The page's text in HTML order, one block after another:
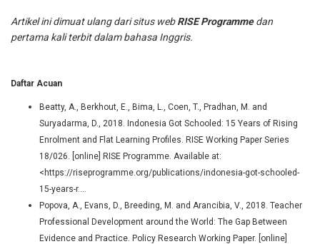
Artikel ini dimuat ulang dari situs webRISE Programmedan
pertama kali terbit dalam bahasa Inggris.
Daftar Acuan
Beatty, A., Berkhout, E., Bima, L., Coen, T., Pradhan, M. and
Suryadarma, D., 2018. Indonesia Got Schooled: 15 Years of Rising
Enrolment and Flat Learning Profiles. RISE Working Paper Series
18/026. [online] RISE Programme. Available at:
< https://riseprogramme.org/publications/indonesia-got-schooled-
15-years-r...
Popova, A., Evans, D., Breeding, M. and Arancibia, V., 2018. Teacher
Professional Development around the World: The Gap Between
Evidence and Practice. Policy Research Working Paper. [online]